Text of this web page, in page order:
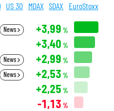
US 30 MDAX SDAX EuroStoxx
News +3,99 %
+3,40 %
News +2,99 %
News +2,53 %
+2,25 %
-1,13 %